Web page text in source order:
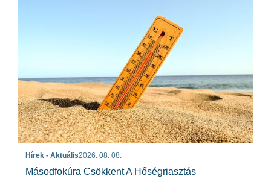
Hírek - Aktuális2026. 08. 08.
Másodfokúra Csökkent A Hőségriasztás